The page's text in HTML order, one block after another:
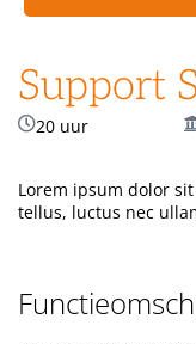
Support
20 uur
Lorem ipsum dolor
tellus, luctus nec